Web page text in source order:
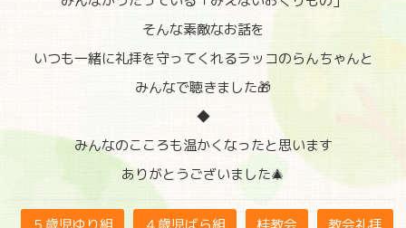
そんな素敵なお話を
いつも一緒に礼拝を守ってくれるラッコのらんちゃんと
みんなで聴きました🎁
◆
みんなのこころも温かくなったと思います
ありがとうございました🎄